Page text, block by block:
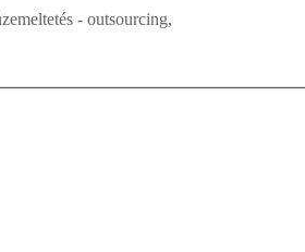
- outsourcing,